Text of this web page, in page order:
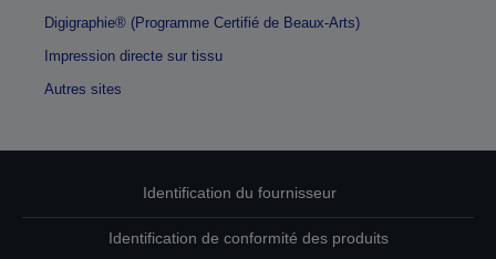
Digigraphie® (Programme Certifié de Beaux-Arts)
Impression directe sur tissu
Autres sites
Identification du fournisseur
Identification de conformité des produits